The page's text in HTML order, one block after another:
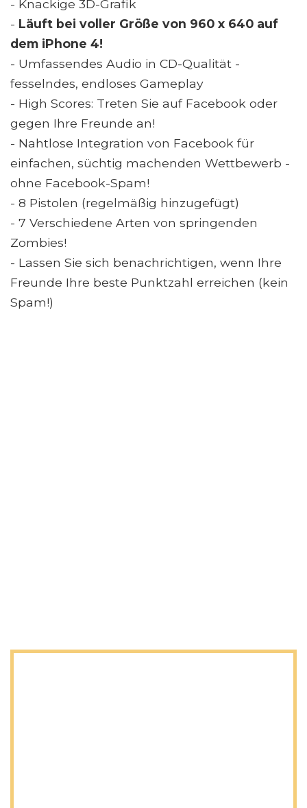
- Knackige 3D-Grafik
- Läuft bei voller Größe von 960 x 640 auf
dem iPhone 4!
- Umfassendes Audio in CD-Qualität -
fesselndes, endloses Gameplay
- High Scores: Treten Sie auf Facebook oder
gegen Ihre Freunde an!
- Nahtlose Integration von Facebook für
einfachen, süchtig machenden Wettbewerb -
ohne Facebook-Spam!
- 8 Pistolen (regelmäßig hinzugefügt)
- 7 Verschiedene Arten von springenden
Zombies!
- Lassen Sie sich benachrichtigen, wenn Ihre
Freunde Ihre beste Punktzahl erreichen (kein
Spam!)